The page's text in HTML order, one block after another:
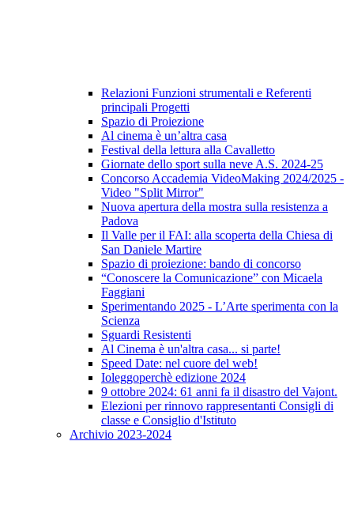
Relazioni Funzioni strumentali e Referenti
principali Progetti
Spazio di Proiezione
Al cinema è un’altra casa
Festival della lettura alla Cavalletto
Giornate dello sport sulla neve A.S. 2024-25
Concorso Accademia VideoMaking 2024/2025 -
Video "Split Mirror"
Nuova apertura della mostra sulla resistenza a
Padova
Il Valle per il FAI: alla scoperta della Chiesa di
San Daniele Martire
Spazio di proiezione: bando di concorso
“Conoscere la Comunicazione” con Micaela
Faggiani
Sperimentando 2025 - L’Arte sperimenta con la
Scienza
Sguardi Resistenti
Al Cinema è un'altra casa... si parte!
Speed Date: nel cuore del web!
Ioleggoperchè edizione 2024
9 ottobre 2024: 61 anni fa il disastro del Vajont.
Elezioni per rinnovo rappresentanti Consigli di
classe e Consiglio d'Istituto
Archivio 2023-2024